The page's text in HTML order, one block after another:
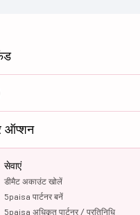
सेवाएं
डीमैट अकाउंट खोलें
5paisa पार्टनर बनें
5paisa अधिकृत पार्टनर / प्रतिनिधि
ऑप्शन